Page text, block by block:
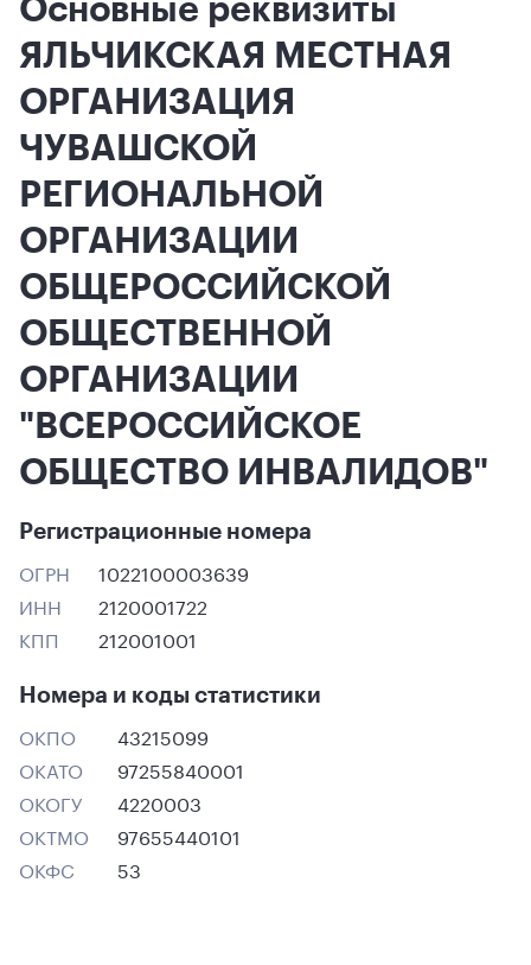
ЯЛЬЧИКСКАЯ МЕСТНАЯ
ОРГАНИЗАЦИЯ
ЧУВАШСКОЙ
РЕГИОНАЛЬНОЙ
ОРГАНИЗАЦИИ
ОБЩЕРОССИЙСКОЙ
ОБЩЕСТВЕННОЙ
ОРГАНИЗАЦИИ
"ВСЕРОССИЙСКОЕ
ОБЩЕСТВО ИНВАЛИДОВ"
Регистрационные номера
ОГРН
1022100003639
ИНН
2120001722
КПП
212001001
Номера и коды статистики
ОКПО
43215099
ОКАТО
97255840001
ОКОГУ
4220003
ОКТМО
97655440101
ОКФС
53